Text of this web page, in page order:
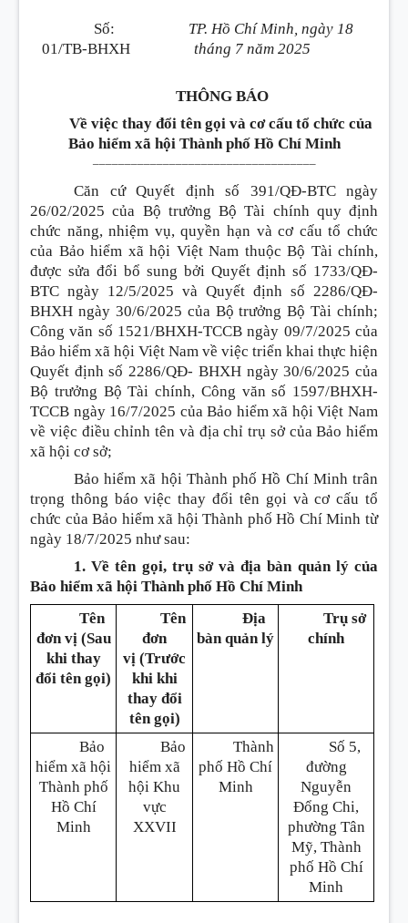
Số:
01/TB-BHXH
TP. Hồ Chí Minh, ngày 18
tháng 7 năm 2025
THÔNG BÁO
Về việc thay đổi tên gọi và cơ cấu tổ chức của
Bảo hiểm xã hội Thành phố Hồ Chí Minh
Căn cứ Quyết định số 391/QĐ-BTC ngày
26/02/2025 của Bộ trưởng Bộ Tài chính quy định
chức năng, nhiệm vụ, quyền hạn và cơ cấu tổ chức
của Bảo hiểm xã hội Việt Nam thuộc Bộ Tài chính,
được sửa đổi bổ sung bởi Quyết định số 1733/QĐ-
BTC ngày 12/5/2025 và Quyết định số 2286/QĐ-
BHXH ngày 30/6/2025 của Bộ trưởng Bộ Tài chính;
Công văn số 1521/BHXH-TCCB ngày 09/7/2025 của
Bảo hiểm xã hội Việt Nam về việc triển khai thực hiện
Quyết định số 2286/QĐ- BHXH ngày 30/6/2025 của
Bộ trưởng Bộ Tài chính, Công văn số 1597/BHXH-
TCCB ngày 16/7/2025 của Bảo hiểm xã hội Việt Nam
về việc điều chỉnh tên và địa chỉ trụ sở của Bảo hiểm
xã hội cơ sở;
Bảo hiểm xã hội Thành phố Hồ Chí Minh trân
trọng thông báo việc thay đổi tên gọi và cơ cấu tổ
chức của Bảo hiểm xã hội Thành phố Hồ Chí Minh từ
ngày 18/7/2025 như sau:
1. Về tên gọi, trụ sở và địa bàn quản lý của
Bảo hiểm xã hội Thành phố Hồ Chí Minh
Tên
đơn vị (Sau
khi thay
đổi tên gọi)
Tên
đơn
vị (Trước
khi khi
thay đổi
tên gọi)
Địa
bàn quản lý
Trụ sở
chính
Bảo
hiểm xã hội
Thành phố
Hồ Chí
Minh
Bảo
hiểm xã
hội Khu
vực
XXVII
Thành
phố Hồ Chí
Minh
Số 5,
đường
Nguyễn
Đổng Chi,
phường Tân
Mỹ, Thành
phố Hồ Chí
Minh